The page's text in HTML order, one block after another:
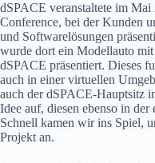
dSPACE veranstaltete im
Conference, bei der Kunden
und Softwarelösungen
wurde dort ein Modellauto
dSPACE präsentiert. Dieses
auch in einer virtuellen
auch der dSPACE-Hauptsitz
Idee auf, diesen ebenso in
Schnell kamen wir ins Spiel,
Projekt an.